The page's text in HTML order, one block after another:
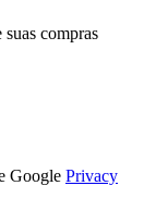
suas compras
Google Privacy